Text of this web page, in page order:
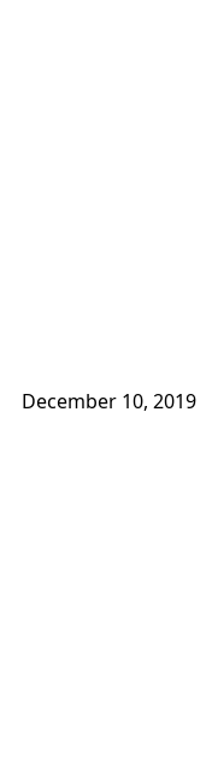
December 10, 2019